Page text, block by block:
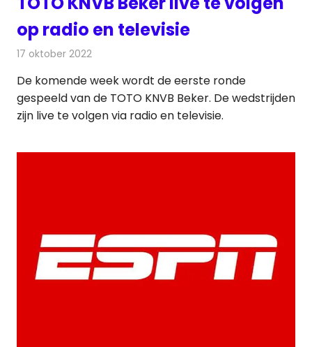
op radio en televisie
17 oktober 2022
De komende week wordt de eerste ronde
gespeeld van de TOTO KNVB Beker. De wedstrijden
zijn live te volgen via radio en televisie.